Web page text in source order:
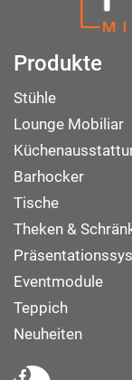
Produkte
Stühle
Lounge Mobiliar
Barhocker
Tische
Theken &
Eventmodule
Teppich
Neuheiten